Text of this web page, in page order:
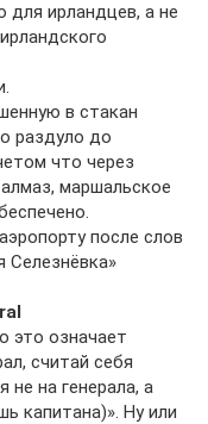
для ирландцев, а не
в стакан
раздуло до
что через
маршальское
после слов
Селезнёвка»
это означает
считай себя
не на генерала, а
капитана)». Ну или